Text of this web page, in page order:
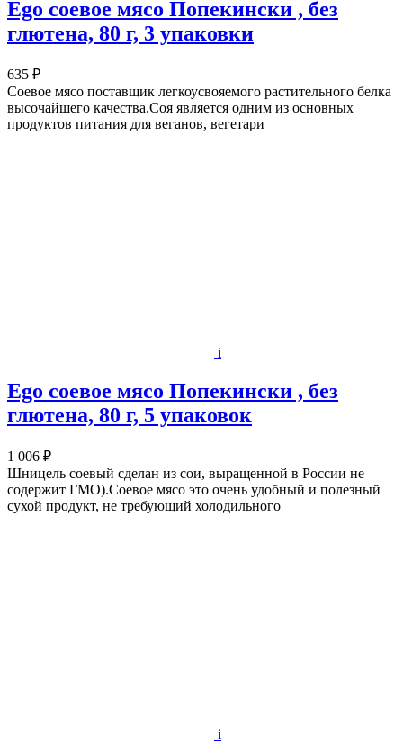
Ego соевое мясо Попекински , без
глютена, 80 г, 3 упаковки
635 ₽
Соевое мясо поставщик легкоусвояемого растительного белка
высочайшего качества.Соя является одним из основных
продуктов питания для веганов, вегетари
i
Ego соевое мясо Попекински , без
глютена, 80 г, 5 упаковок
1 006 ₽
Шницель соевый сделан из сои, выращенной в России не
содержит ГМО).Соевое мясо это очень удобный и полезный
сухой продукт, не требующий холодильного
i